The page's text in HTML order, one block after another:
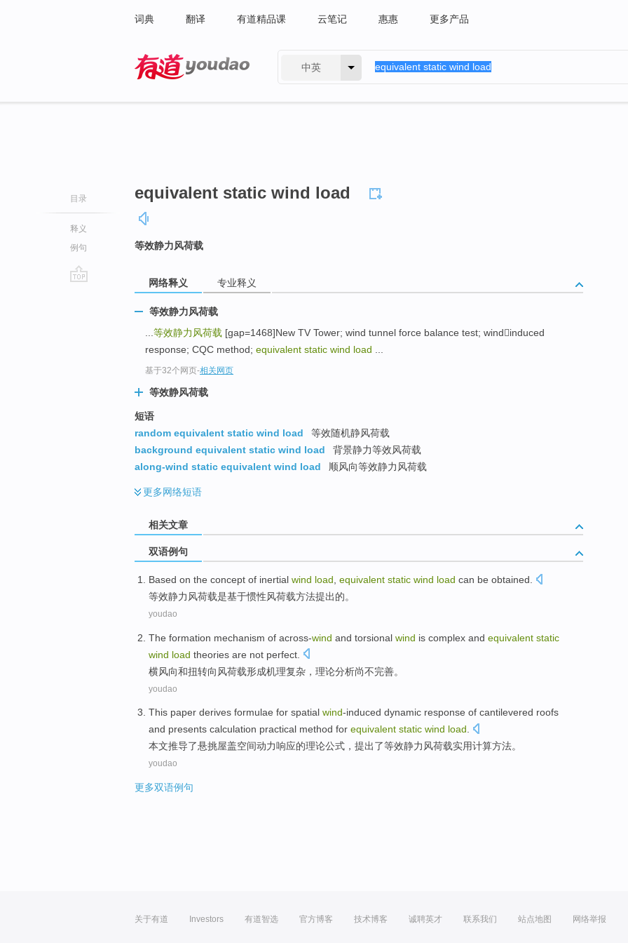
词典 翻译 有道精品课 云笔记 惠惠 更多产品
中英
目录
释义
例句
equivalent static wind load
等效静力风荷载
网络释义 专业释义
等效静力风荷载
等效静力风荷载 [gap=1468]New TV Tower; wind tunnel force balance test; windinduced
response; CQC method; equivalent static wind load
基于32个网页-相关网页
等效静风荷载
短语
random equivalent static wind load
等效随机静风荷载
background equivalent static wind load
背景静力等效风荷载
along-wind static equivalent wind load
顺风向等效静力风荷载
更多网络短语
相关文章
双语例句
Based on the concept of inertial wind load equivalent static wind load can be obtained.
等效静力 风荷载是基于惯性风荷载方法提出的。
youdao
The formation mechanism of across-wind and torsional wind is complex and equivalent static
wind load theories are not perfect
横风向和扭转向 风荷载形成机理复杂 ， 理论分析尚不完善。
youdao
This paper derives formulae for spatial wind-induced dynamic response of cantilevered roofs
and presents calculation practical method for equivalent static wind load.
本文推导了悬挑屋盖空间动力响应的理论公式 ， 提出了等效静力风荷载实用计算方法。
youdao
更多双语例句
关于有道 Investors 有道智选 官方博客 技术博客 诚聘英才 联系我们 站点地图 网络举报